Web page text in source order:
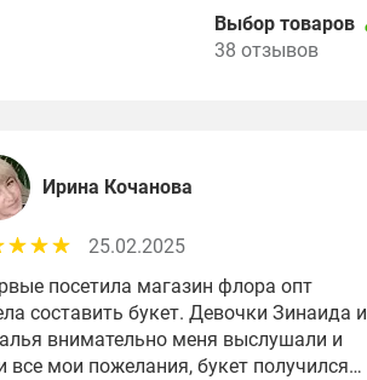
Выбор товаров
38 отзывов
Ирина Кочанова
25.02.2025
посетила магазин флора опт
составить букет. Девочки Зинаида и
внимательно меня выслушали и
все мои пожелания, букет получился